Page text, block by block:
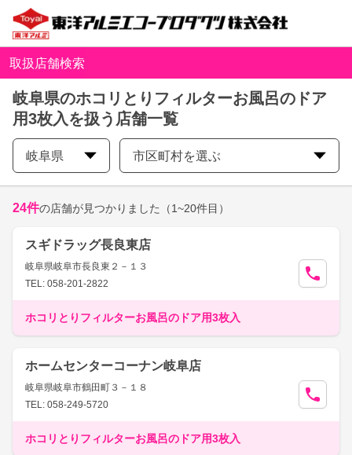
取扱店舗検索
岐阜県のホコリとりフィルターお風呂のドア
用3枚入を扱う店舗一覧
岐阜県 市区町村を選ぶ
24件の店舗が見つかりました （1~20件目）
スギドラッグ長良東店
岐阜県岐阜市長良東２－１３
TEL: 058-201-2822
ホコリとりフィルターお風呂のドア用3枚入
ホームセンターコーナン岐阜店
岐阜県岐阜市鶴田町３－１８
TEL: 058-249-5720
ホコリとりフィルターお風呂のドア用3枚入